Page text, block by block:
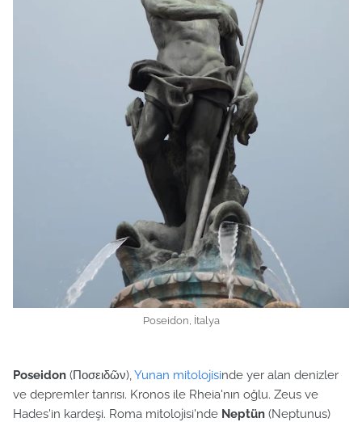
Poseidon, İtalya
Poseidon (Ποσειδῶν),Yunan mitolojisinde yer alan denizler
ve depremler tanrısı. Kronos ile Rheia'nın oğlu. Zeus ve
Hades'in kardeşi. Roma mitolojisi'nde Neptün (Neptunus)